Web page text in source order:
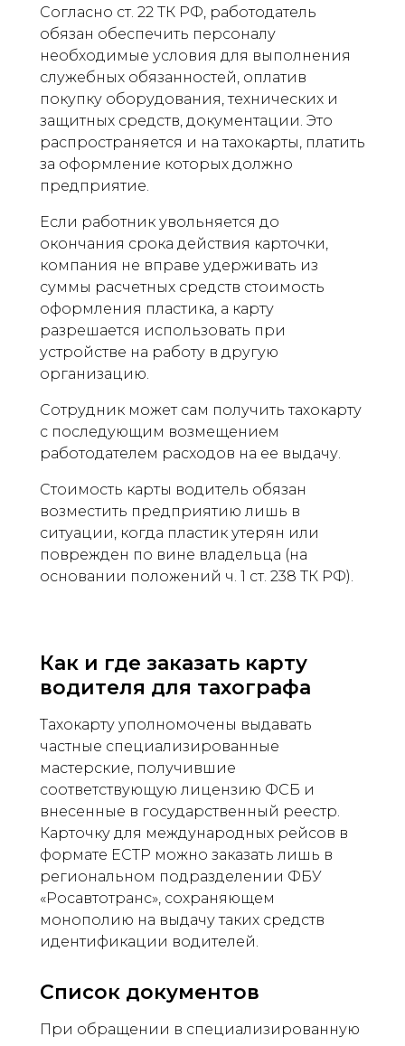
Согласно ст. 22 ТК РФ, работодатель
обязан обеспечить персоналу
необходимые условия для выполнения
служебных обязанностей, оплатив
покупку оборудования, технических и
защитных средств, документации. Это
распространяется и на тахокарты, платить
за оформление которых должно
предприятие.
Если работник увольняется до
окончания срока действия карточки,
компания не вправе удерживать из
суммы расчетных средств стоимость
оформления пластика, а карту
разрешается использовать при
устройстве на работу в другую
организацию.
Сотрудник может сам получить тахокарту
с последующим возмещением
работодателем расходов на ее выдачу.
Стоимость карты водитель обязан
возместить предприятию лишь в
ситуации, когда пластик утерян или
поврежден по вине владельца (на
основании положений ч. 1 ст. 238 ТК РФ).
Как и где заказать карту
водителя для тахографа
Тахокарту уполномочены выдавать
частные специализированные
мастерские, получившие
соответствующую лицензию ФСБ и
внесенные в государственный реестр.
Карточку для международных рейсов в
формате ЕСТР можно заказать лишь в
региональном подразделении ФБУ
«Росавтотранс», сохраняющем
монополию на выдачу таких средств
идентификации водителей.
Список документов
При обращении в специализированную